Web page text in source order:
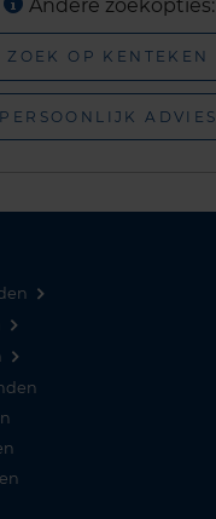
Andere zoekopties:
ZOEK OP KENTEKEN
PERSOONLIJK ADVIES